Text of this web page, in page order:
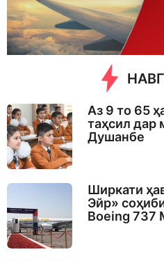
g
o
Аз 9 то 65
таҳсил дар
Душанбе
Ширкати
Эйр»
Boeing 737